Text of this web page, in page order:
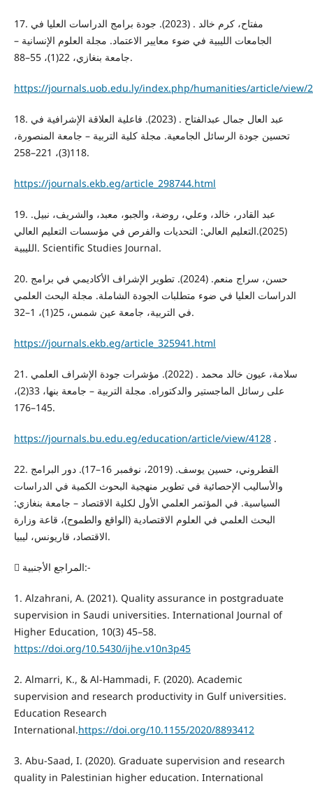
17. مفتاح، كرم خالد . (2023). جودة برامج الدراسات العليا في
الجامعات الليبية في ضوء معايير الاعتماد. مجلة العلوم الإنسانية –
جامعة بنغازي، 22(1)، 55–88.
https://journals.uob.edu.ly/index.php/humanities/article/view/
18. عبد العال جمال عبدالفتاح . (2023). فاعلية العلاقة الإشرافية في
تحسين جودة الرسائل الجامعية. مجلة كلية التربية – جامعة المنصورة،
118(3)، 221–258.
https://journals.ekb.eg/article_298744.html
19. عبد القادر، خالد، وعلي، روضة، والجبو، معبد، والشريف، نبيل.
(2025).التعليم العالي: التحديات والفرص في مؤسسات التعليم العالي
الليبية. Scientific Studies Journal.
20. حسن، سراج منعم. (2024). تطوير الإشراف الأكاديمي في برامج
الدراسات العليا في ضوء متطلبات الجودة الشاملة. مجلة البحث العلمي
في التربية، جامعة عين شمس، 25(1)، 1–32.
https://journals.ekb.eg/article_325941.html
21. سلامة، عيون خالد محمد . (2022). مؤشرات جودة الإشراف العلمي
على رسائل الماجستير والدكتوراه. مجلة التربية – جامعة بنها، 33(2)،
145–176.
https://journals.bu.edu.eg/education/article/view/4128.
22. القطروني، حسين يوسف. (2019، نوفمبر 16–17). دور البرامج
والأساليب الإحصائية في تطوير منهجية البحوث الكمية في الدراسات
السياسية. في المؤتمر العلمي الأول لكلية الاقتصاد – جامعة بنغازي:
البحث العلمي في العلوم الاقتصادية (الواقع والطموح)، قاعة وزارة
الاقتصاد، قاريونس، ليبيا.
 المراجع الأجنبية:-
1. Alzahrani, A. (2021). Quality assurance in postgraduate
supervision in Saudi universities. International Journal of
Higher Education, 10(3) 45–58.
https://doi.org/10.5430/ijhe.v10n3p45
2. Almarri, K., & Al-Hammadi, F. (2020). Academic
supervision and research productivity in Gulf universities.
Education Research
International.https://doi.org/10.1155/2020/8893412
3. Abu-Saad, I. (2020). Graduate supervision and research
quality in Palestinian higher education. International